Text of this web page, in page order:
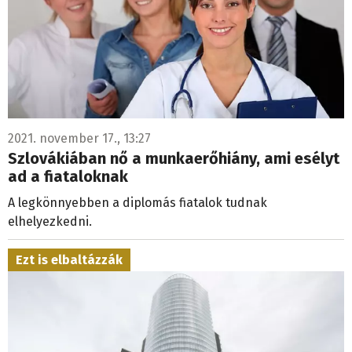
2021. november 17., 13:27
Szlovákiában nő a munkaerőhiány, ami esélyt
ad a fiataloknak
A legkönnyebben a diplomás fiatalok tudnak
elhelyezkedni.
Ezt is elbaltázzák